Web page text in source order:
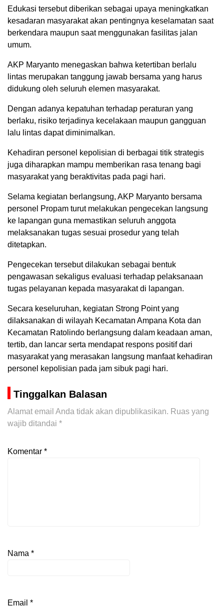
Edukasi tersebut diberikan sebagai upaya meningkatkan
kesadaran masyarakat akan pentingnya keselamatan saat
berkendara maupun saat menggunakan fasilitas jalan
umum.
AKP Maryanto menegaskan bahwa ketertiban berlalu
lintas merupakan tanggung jawab bersama yang harus
didukung oleh seluruh elemen masyarakat.
Dengan adanya kepatuhan terhadap peraturan yang
berlaku, risiko terjadinya kecelakaan maupun gangguan
lalu lintas dapat diminimalkan.
Kehadiran personel kepolisian di berbagai titik strategis
juga diharapkan mampu memberikan rasa tenang bagi
masyarakat yang beraktivitas pada pagi hari.
Selama kegiatan berlangsung, AKP Maryanto bersama
personel Propam turut melakukan pengecekan langsung
ke lapangan guna memastikan seluruh anggota
melaksanakan tugas sesuai prosedur yang telah
ditetapkan.
Pengecekan tersebut dilakukan sebagai bentuk
pengawasan sekaligus evaluasi terhadap pelaksanaan
tugas pelayanan kepada masyarakat di lapangan.
Secara keseluruhan, kegiatan Strong Point yang
dilaksanakan di wilayah Kecamatan Ampana Kota dan
Kecamatan Ratolindo berlangsung dalam keadaan aman,
tertib, dan lancar serta mendapat respons positif dari
masyarakat yang merasakan langsung manfaat kehadiran
personel kepolisian pada jam sibuk pagi hari.
Tinggalkan Balasan
Alamat email Anda tidak akan dipublikasikan. Ruas yang
wajib ditandai *
Komentar *
Nama *
Email *